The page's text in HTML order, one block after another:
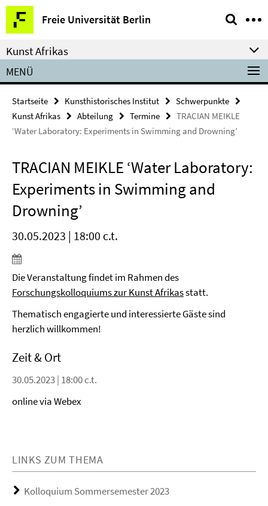
Springe
direkt
zu
Inhalt
Freie Universität Berlin
Service-
Navigation
Kunst Afrikas
MENÜ
Startseite Kunsthistorisches Institut
Schwerpunkte
Kunst Afrikas
Abteilung Termine
TRACIAN MEIKLE
‘Water Laboratory: Experiments in Swimming and Drowning’
TRACIAN MEIKLE ‘Water Laboratory:
Experiments in Swimming and
Drowning’
30.05.2023 | 18:00 c.t.
Die Veranstaltung findet im Rahmen des
Forschungskolloquiums zur Kunst Afrikasstatt.
Thematisch engagierte und interessierte Gäste sind
herzlich willkommen!
Zeit & Ort
30.05.2023 | 18:00 c.t.
online via Webex
LINKS ZUM THEMA
Kolloquium Sommersemester 2023